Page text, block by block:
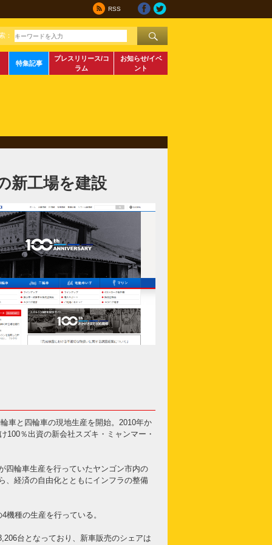
RSS
：
特集記事
プレスリリース/コ
ラム
お知らせ/イベ
ント
新工場を建設
車と四輪車の現地生産を開始。2010年か
100％出資の新会社スズキ・ミャンマー・
四輪車生産を行っていたヤンゴン市内の
、経済の自由化とともにインフラの整備
種の生産を行っている。
台となっており、新車販売のシェアは